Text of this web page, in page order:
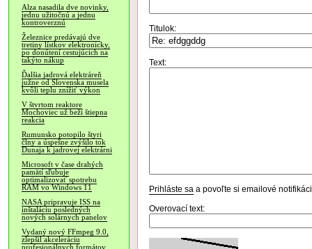
Alza nasadila dve novinky,
jednu užitočnú a jednu
kontroverznú
Železnice predávajú dve
tretiny lístkov elektronicky,
po donútení cestujúcich na
takýto nákup
Ďalšia jadrová elektráreň
južne od Slovenska musela
kvôli teplu znížiť výkon
V štvrtom reaktore
Mochoviec už beží štiepna
reakcia
Rumunsko potopilo štyri
člny a úspešne zvýšilo tok
Dunaja k jadrovej elektrárni
Microsoft v čase drahých
pamätí sľubuje
optimalizovať spotrebu
RAM vo Windows 11
NASA pripravuje ISS na
inštaláciu posledných
nových solárnych panelov
Vydaný nový FFmpeg 9.0,
zlepšil akceleráciu
profesionálnych formátov
Titulok:
Text:
Prihláste sa a povoľte si emailové
Overovací text: